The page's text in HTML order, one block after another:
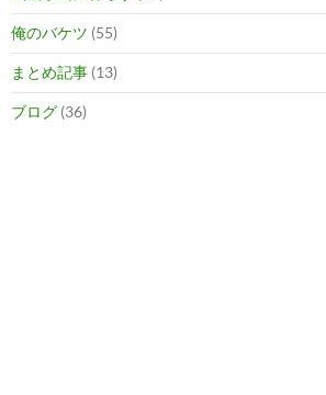
俺のバケツ (55)
まとめ記事 (13)
ブログ (36)